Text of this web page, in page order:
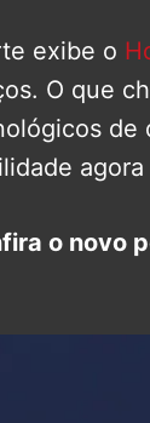
exibe o
O que
de
o novo